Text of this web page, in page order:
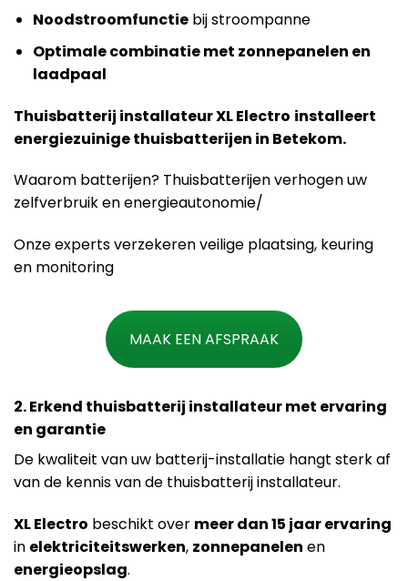
Noodstroomfunctiebij stroompanne
Optimale combinatie met zonnepanelen en
laadpaal
Thuisbatterij installateur XL Electro installeert
energiezuinige thuisbatterijen in Betekom.
Waarom batterijen? Thuisbatterijen verhogen uw
zelfverbruik en energieautonomie/
Onze experts verzekeren veilige plaatsing, keuring
en monitoring
MAAK EEN AFSPRAAK
2. Erkend thuisbatterij installateur met ervaring
en garantie
De kwaliteit van uw batterij-installatie hangt sterk af
van de kennis van de thuisbatterij installateur.
XL Electro beschikt over meer dan 15 jaar ervaring
in elektriciteitswerken, zonnepanelen en
energieopslag.